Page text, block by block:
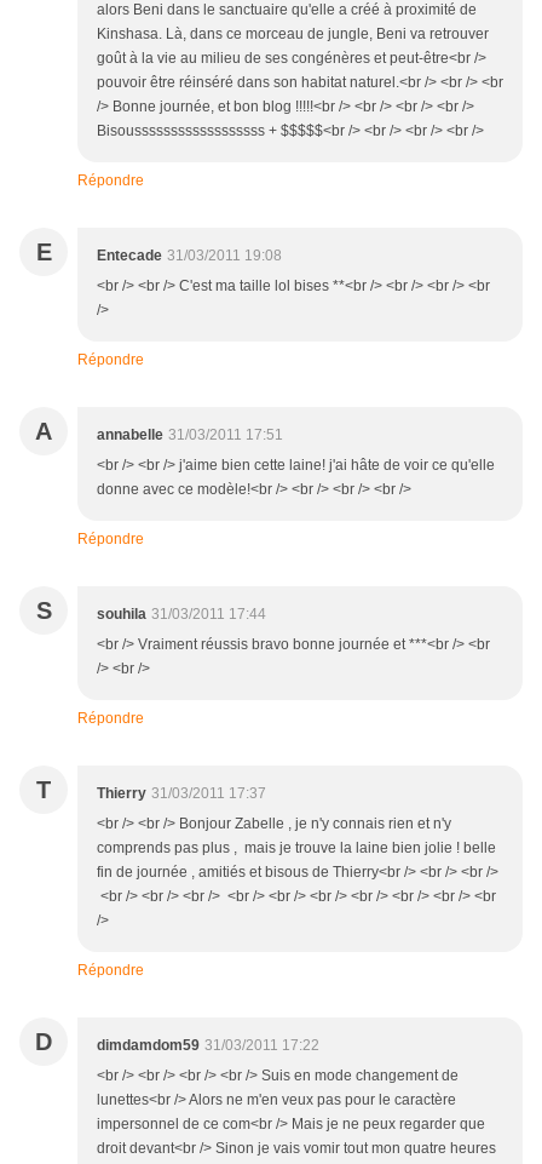
alors Beni dans le sanctuaire qu'elle a créé à proximité de
Kinshasa. Là, dans ce morceau de jungle, Beni va retrouver
goût à la vie au milieu de ses congénères et peut-être<br />
pouvoir être réinséré dans son habitat naturel.<br /> <br /> <br
/> Bonne journée, et bon blog !!!!!<br /> <br /> <br /> <br />
Bisoussssssssssssssssss + $$$$$<br /> <br /> <br /> <br />
Répondre
E Entecade 31/03/2011 19:08
<br /> <br /> C'est ma taille lol bises **<br /> <br /> <br /> <br
/>
Répondre
A annabelle 31/03/2011 17:51
<br /> <br /> j'aime bien cette laine! j'ai hâte de voir ce qu'elle
donne avec ce modèle!<br /> <br /> <br /> <br />
Répondre
S souhila 31/03/2011 17:44
<br /> Vraiment réussis bravo bonne journée et ***<br /> <br
/> <br />
Répondre
T Thierry 31/03/2011 17:37
<br /> <br /> Bonjour Zabelle , je n'y connais rien et n'y
comprends pas plus , mais je trouve la laine bien jolie ! belle
fin de journée , amitiés et bisous de Thierry<br /> <br /> <br />
<br /> <br /> <br /> <br /> <br /> <br /> <br /> <br /> <br /> <br
/>
Répondre
D dimdamdom59 31/03/2011 17:22
<br /> <br /> <br /> <br /> Suis en mode changement de
lunettes<br /> Alors ne m'en veux pas pour le caractère
impersonnel de ce com<br /> Mais je ne peux regarder que
droit devant<br /> Sinon je vais vomir tout mon quatre heures